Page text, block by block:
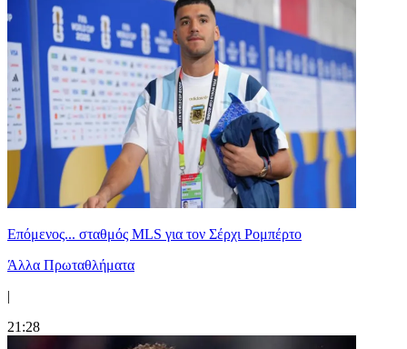
Επόμενος... σταθμός MLS για τον Σέρχι Ρομπέρτο
Άλλα Πρωταθλήματα
|
21:28